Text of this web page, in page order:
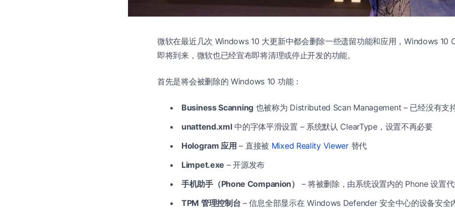
微软在最近几次 Windows 10 大更新中都会删除一些遗留功能和应用，Windows 10
即将到来，微软也已经宣布即将清理或停止开发的功能。
首先是将会被删除的 Windows 10 功能：
Business Scanning 也被称为 Distributed Scan Management – 已经没有支
unattend.xml中的字体平滑设置 – 系统默认 ClearType，设置不再必要
Hologram 应用 – 直接被 Mixed Reality Viewer替代
Limpet.exe – 开源发布
手机助手（Phone Companion）
– 将被删除，由系统设置内的 Phone 设置
TPM 管理控制台 – 信息全部显示在 Windows Defender 安全中心的设备安全